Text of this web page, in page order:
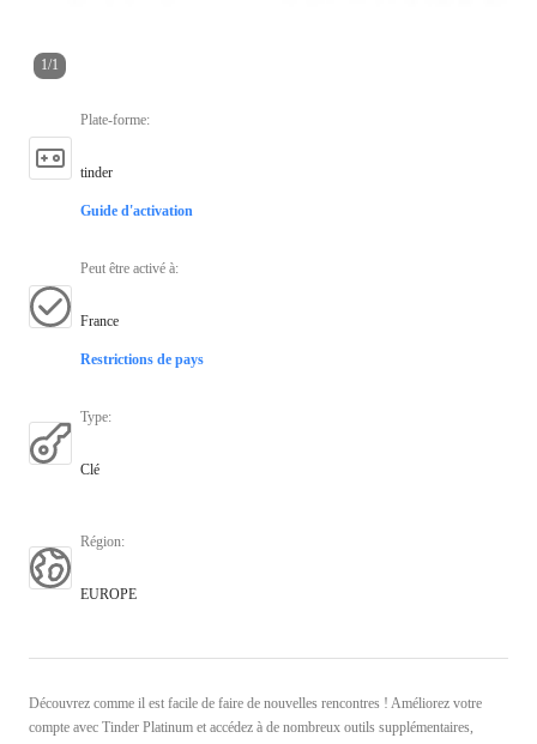
1/1
Plate-forme:
tinder
Guide d'activation
Peut être activé à:
France
Restrictions de pays
Type:
Clé
Région:
EUROPE
Découvrez comme il est facile de faire de nouvelles rencontres ! Améliorez votre
compte avec Tinder Platinum et accédez à de nombreux outils supplémentaires,